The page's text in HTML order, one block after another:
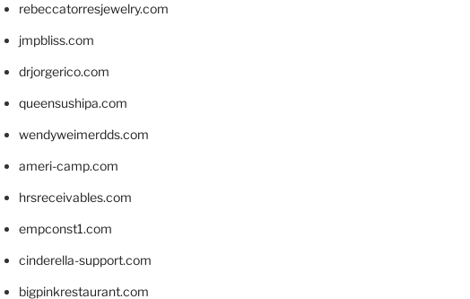
rebeccatorresjewelry.com
jmpbliss.com
drjorgerico.com
queensushipa.com
wendyweimerdds.com
ameri-camp.com
hrsreceivables.com
empconst1.com
cinderella-support.com
bigpinkrestaurant.com